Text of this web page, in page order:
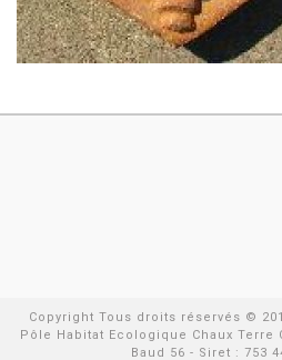
Copyright Tous droits réservés ©
Pôle Habitat Ecologique Chaux Terre
Baud 56 - Siret : 753